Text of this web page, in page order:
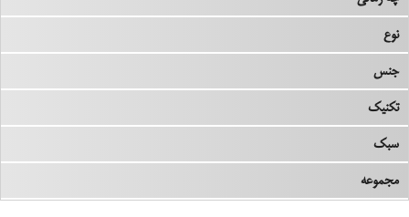
نوع
جنس
تکنیک
سبک
مجموعه